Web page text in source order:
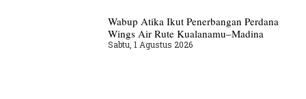
Wabup Atika Ikut Penerbangan Perdana
Wings Air Rute Kualanamu–Madina
Sabtu, 1 Agustus 2026